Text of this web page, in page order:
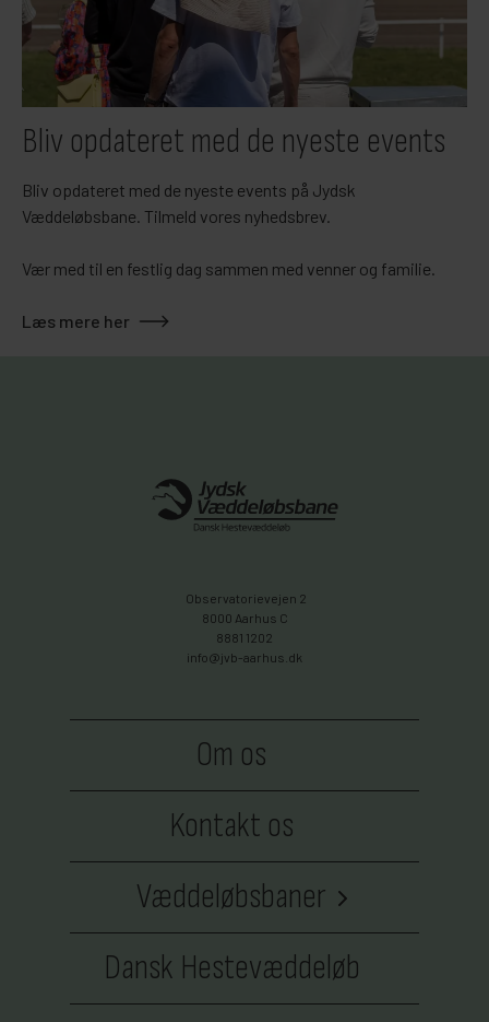
Bliv opdateret med de nyeste events
Bliv opdateret med de nyeste events på Jydsk
Væddeløbsbane. Tilmeld vores nyhedsbrev.
Vær med til en festlig dag sammen med venner og familie.
Læs mere her
Observatorievejen 2
8000 Aarhus C
8881 1202
info@jvb-aarhus.dk
Om os
Kontakt os
Væddeløbsbaner
Bornholms Brand Park
Dansk Hestevæddeløb